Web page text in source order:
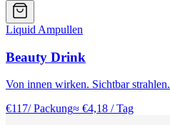
Liquid Ampullen
Beauty Drink
Von innen wirken. Sichtbar strahlen.
€117/ Packung≈ €4,18 / Tag